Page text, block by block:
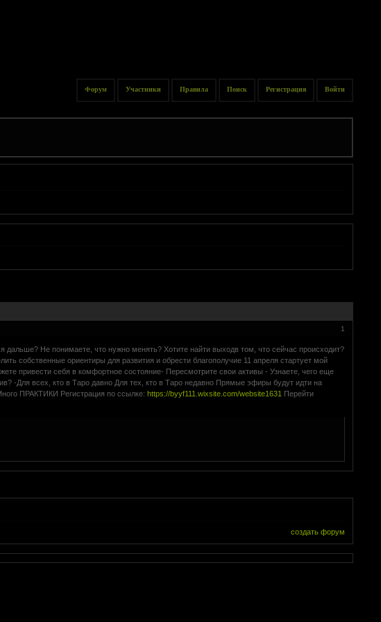
Форум Участники Правила Поиск Регистрация Войти
1
Не понимаете, что нужно менять? Хотите найти выходв том, что сейчас происходит?
собственные ориентиры для развития и обрести благополучие 11 апреля стартует мой
привести себя в комфортное состояние- Пересмотрите свои активы - Узнаете, чего еще
-Для всех, кто в Таро давно Для тех, кто в Таро недавно Прямые эфиры будут идти на
ПРАКТИКИ Регистрация по ссылке:https://byyf111.wixsite.com/website1631 Перейти
создать форум